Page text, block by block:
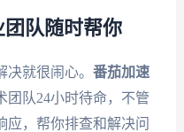
团队随时帮你
就很闹心。 番茄加速
团队24小时待命，不管
，帮你排查和解决问